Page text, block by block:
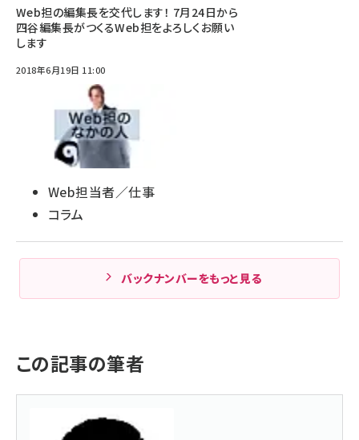
Web担の編集長を交代します！ 7月24日から
四谷編集長がつくるWeb担をよろしくお願い
します
2018年6月19日 11:00
Web担当者／仕事
コラム
バックナンバーをもっと見る
この記事の筆者